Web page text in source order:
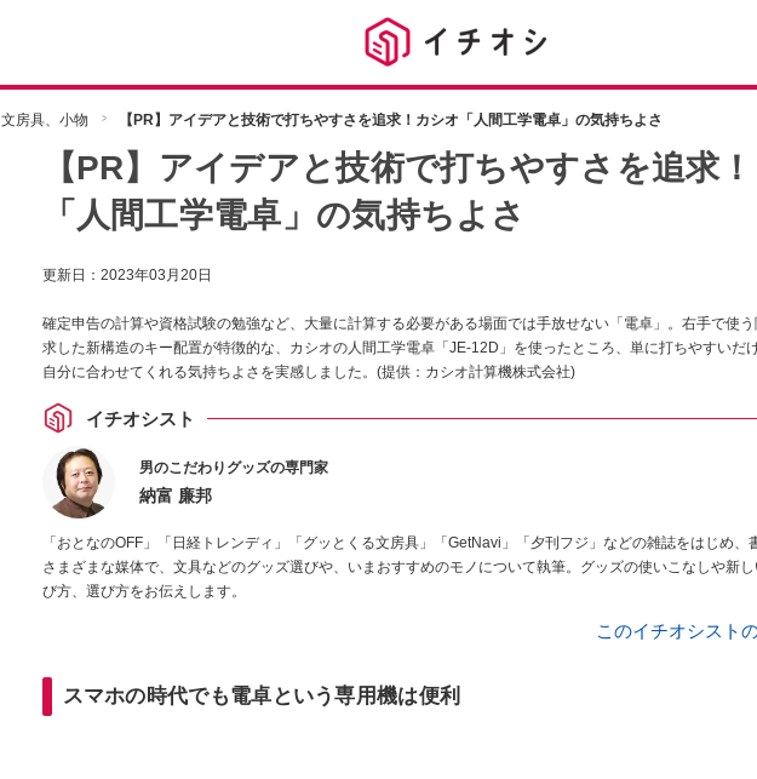
文房具、小物 【PR】アイデアと技術で打ちやすさを追求！カシオ「人間工学電卓」の気持ちよさ
【PR】アイデアと技術で打ちやすさを追求
「人間工学電卓」の気持ちよさ
更新日： 2023年03月20日
確定申告の計算や資格試験の勉強など、大量に計算する必要がある場面では手放せない「電卓」。右手で使
求した新構造のキー配置が特徴的な、カシオの人間工学電卓「JE-12D」を使ったところ、単に打ちやすいだ
自分に合わせてくれる気持ちよさを実感しました。(提供：カシオ計算機株式会社)
イチオシスト
男のこだわりグッズの専門家
納富 廉邦
「おとなのOFF」「日経トレンディ」「グッとくる文房具」「GetNavi」「夕刊フジ」などの雑誌をはじめ、
さまざまな媒体で、文具などのグッズ選びや、いまおすすめのモノについて執筆。グッズの使いこなしや新
び方、選び方をお伝えします。
このイチオシスト
スマホの時代でも電卓という専用機は便利